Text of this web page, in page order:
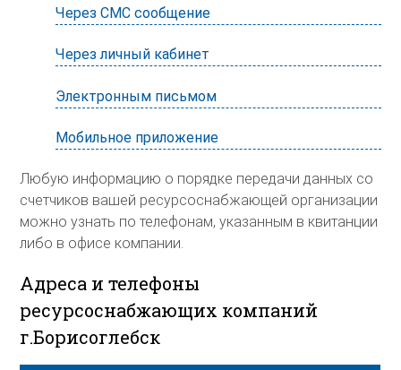
Через СМС сообщение
Через личный кабинет
Электронным письмом
Мобильное приложение
Любую информацию о порядке передачи данных со
счетчиков вашей ресурсоснабжающей организации
можно узнать по телефонам, указанным в квитанции
либо в офисе компании.
Адреса и телефоны
ресурсоснабжающих компаний
г.Борисоглебск